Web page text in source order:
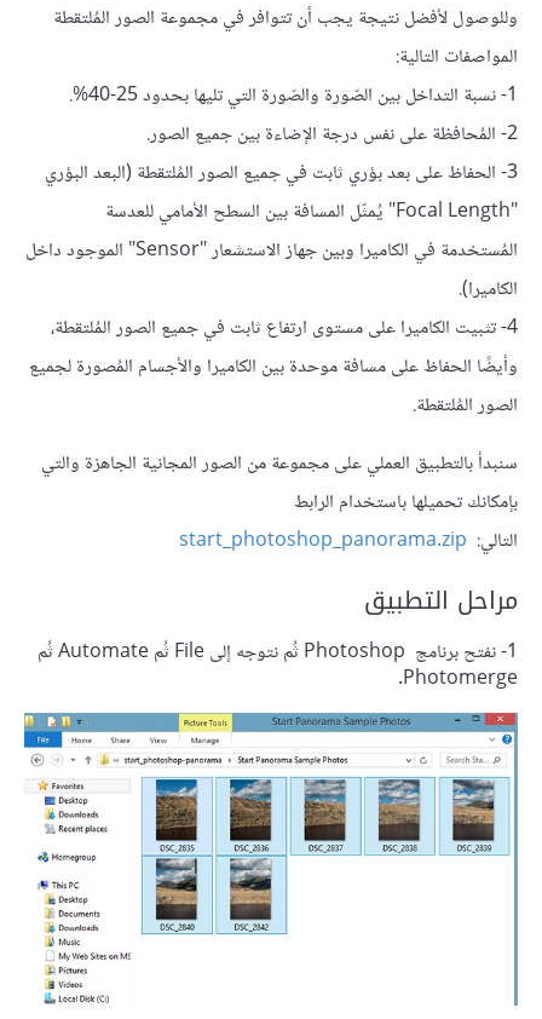
وللوصول لأفضل نتيجة يجب أن تتوافر في مجموعة الصور المُلتقطة
المواصفات التالية:
1- نسبة التداخل بين الصّورة والصّورة التي تليها بحدود 25-40%.
2- المُحافظة على نفس درجة الإضاءة بين جميع الصور.
3- الحفاظ على بعد بؤري ثابت في جميع الصور المُلتقطة (البعد البؤري
"Focal Length" يُمثّل المسافة بين السطح الأمامي للعدسة
المُستخدمة في الكاميرا وبين جهاز الاستشعار "Sensor" الموجود داخل
الكاميرا).
4- تثبيت الكاميرا على مستوى ارتفاع ثابت في جميع الصور المُلتقطة،
وأيضًا الحفاظ على مسافة موحدة بين الكاميرا والأجسام المُصورة لجميع
الصور المُلتقطة.
سنبدأ بالتطبيق العملي على مجموعة من الصور المجانية الجاهزة والتي
بإمكانك تحميلها باستخدام الرابط
التالي: start_photoshop_panorama.zip
مراحل التطبيق
1- نفتح برنامج Photoshop ثُم نتوجه إلى File ثُم Automate ثُم
Photomerge.